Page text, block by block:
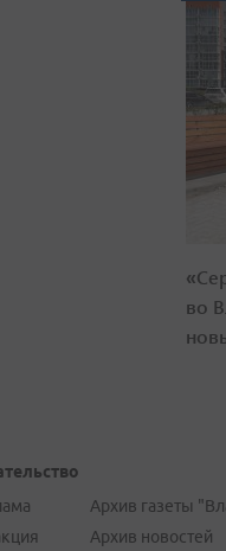
во
Архив газеты
Архив новостей